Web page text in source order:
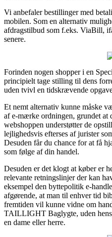
Vi anbefaler bestillinger med
mobilen. Som en alternativ
afdragstilbud som f.eks. ViaBill,
senere.
Forinden nogen shopper i en
principielt tage stilling til dens
uden tvivl en tidskrævende
Et nemt alternativ kunne måske
af e-mærke ordningen, grundet at
webshoppen understøtter de
lejlighedsvis efterses af jurister
Desuden får du chance for at få
som følge af din handel.
Desuden er det klogt at køber er
relevante retningslinjer der kan
eksempel den byttepolitik e-
afgørende, at man til enhver tid
fremtiden vil kunne vidne om
TAILLIGHT Baglygte, uden
en dame eller herre.